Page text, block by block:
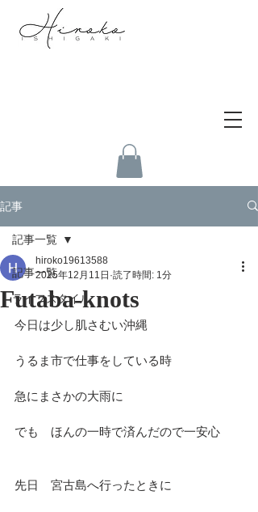
記事
記事一覧
ライフスタイル
記事一覧
Futaba-knots
hiroko19613588
2025年12月11日 読了時間: 1分
今日は少し肌さむい沖縄
うるま市で仕事をしている時
急にまさかの大雨に
でも　ほんの一時で済んだので一安心
先日　宮古島へ行ったときに